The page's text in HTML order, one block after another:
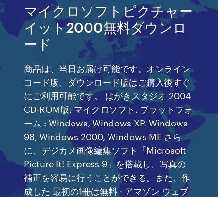
マイクロソフトピクチャー
イット2000無料ダウンロ
ード
商品は、当日お届け可能です。オンライン
コード版、ダウンロード版はご購入後すぐ
にご利用可能です。 はがきスタジオ 2004
CD-ROM版. マイクロソフト. プラットフォ
ーム : Windows, Windows XP, Windows
98, Windows 2000, Windows ME さら
に、デジカメ画像編集ソフト「Microsoft
Picture It! Express 9」を搭載し、写真の
補正を容易に行うことができる。また、作
成した 最初の1冊は無料 · アマゾン ウェブ